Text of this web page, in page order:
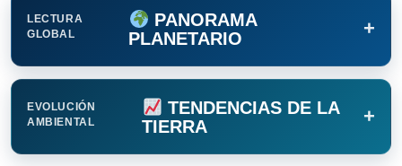
LECTURA
GLOBAL
PANORAMA
PLANETARIO
+
EVOLUCIÓN
AMBIENTAL
TENDENCIAS DE LA
TIERRA
+